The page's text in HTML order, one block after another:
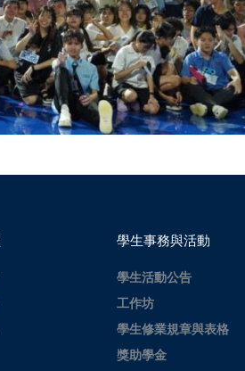
學生事務與活動
學生活動公告
工作坊
學生修業規章與表格
獎助學金